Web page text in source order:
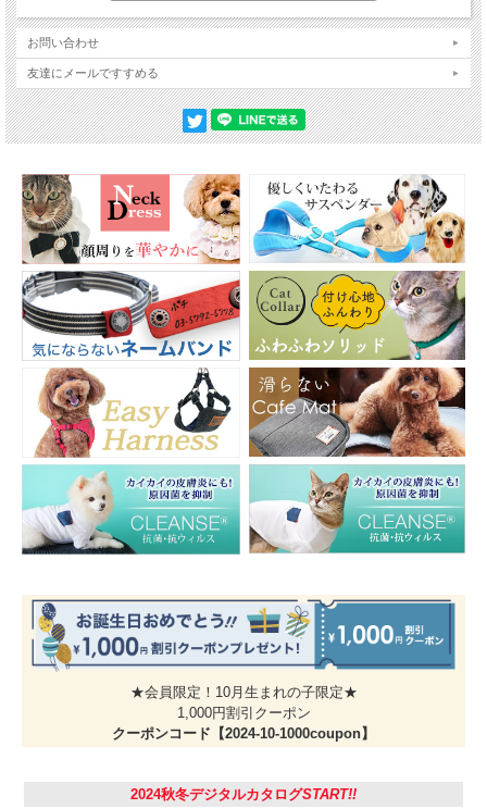
ダニや蚊が媒介する感染症の被害が年々増えています。犬と生活はワンちゃん
の防虫に特化したお洋服を作っています。
使用している「トリエント」は人間用の厳しい基準をクリアした安全な加工素
材、洗濯耐久性に優れ、洗濯を重ねても防虫効果が持続します。
ツナギ型が苦手なわんちゃんも楽に着ていただけて、ディリーに活躍できるシ
ンプルなデザインの長袖Tシャツです。
身頃生地の「トリエント」は接触忌避型（止まっても逃げていく）防虫効果。
嫌な虫が生地に触れると、触角が刺激され、行動混乱を起こさせ、殺すことな
防虫加工素材です。伸縮性・通気性もあり、動きやすく蒸れにくい着心地の良
お問い合わせ
友達にメールですすめる
★会員限定！10月生まれの子限定★
1,000円割引クーポン
クーポンコード【2024-10-1000coupon】
2024秋冬デジタルカタログSTART!!